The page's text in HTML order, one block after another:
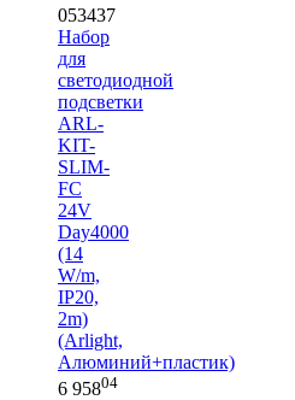
053437
Набор
для
светодиодной
подсветки
ARL-
KIT-
SLIM-
FC
24V
Day4000
(14
W/m,
IP20,
2m)
(Arlight,
Алюминий+пластик)
6 95804